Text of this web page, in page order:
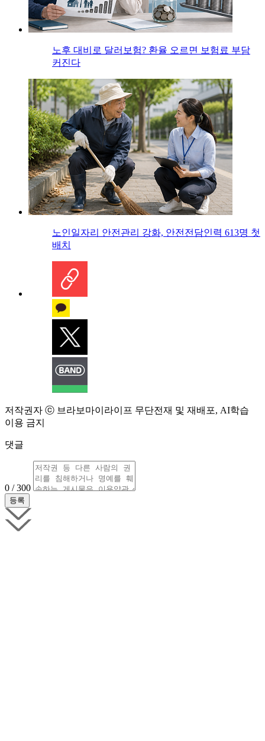
노후 대비로 달러보험? 환율 오르면 보험료 부담
커진다
노인일자리 안전관리 강화, 안전전담인력 613명 첫
배치
저작권자 ⓒ 브라보마이라이프 무단전재 및 재배포, AI학습
이용 금지
댓글
0 / 300